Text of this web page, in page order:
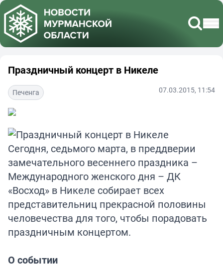
Праздничный концерт в Никеле
Печенга 07.03.2015, 11:54
Сегодня, седьмого марта, в преддверии
замечательного весеннего праздника –
Международного женского дня – ДК
«Восход» в Никеле собирает всех
представительниц прекрасной половины
человечества для того, чтобы порадовать
праздничным концертом.
О событии